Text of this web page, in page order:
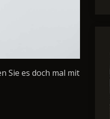
Sie es doch mal mit